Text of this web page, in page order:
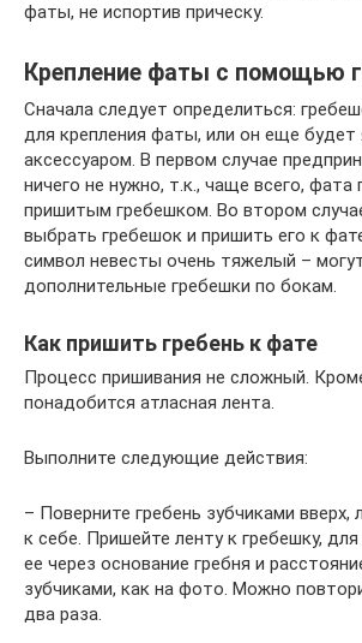
фаты, не испортив прическу.
Крепление фаты с помощью
Сначала следует определиться:
для крепления фаты, или он еще будет
аксессуаром. В первом случае
ничего не нужно, т.к., чаще всего, фата
пришитым гребешком. Во втором
выбрать гребешок и пришить его к
символ невесты очень тяжелый –
дополнительные гребешки по бокам.
Как пришить гребень к фате
Процесс пришивания не сложный.
понадобится атласная лента.
Выполните следующие действия:
– Поверните гребень зубчиками вверх,
к себе. Пришейте ленту к гребешку,
ее через основание гребня и
зубчиками, как на фото. Можно
два раза.